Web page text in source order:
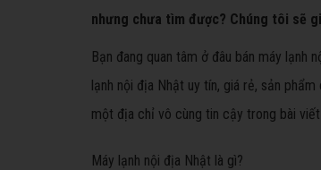
nhưng chưa tìm được? Chúng tôi sẽ
Bạn đang quan tâm ở đâu bán máy lạnh
lạnh nội địa Nhật uy tín, giá rẻ, sản
một địa chỉ vô cùng tin cậy trong bài
Máy lạnh nội địa Nhật là gì?